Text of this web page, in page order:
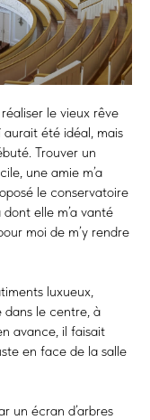
le vieux rêve
aurait été idéal, mais
Trouver un
une amie m’a
le conservatoire
elle m’a vanté
moi de m’y rendre
luxueux,
dans le centre, à
avance, il faisait
en face de la salle
un écran d’arbres